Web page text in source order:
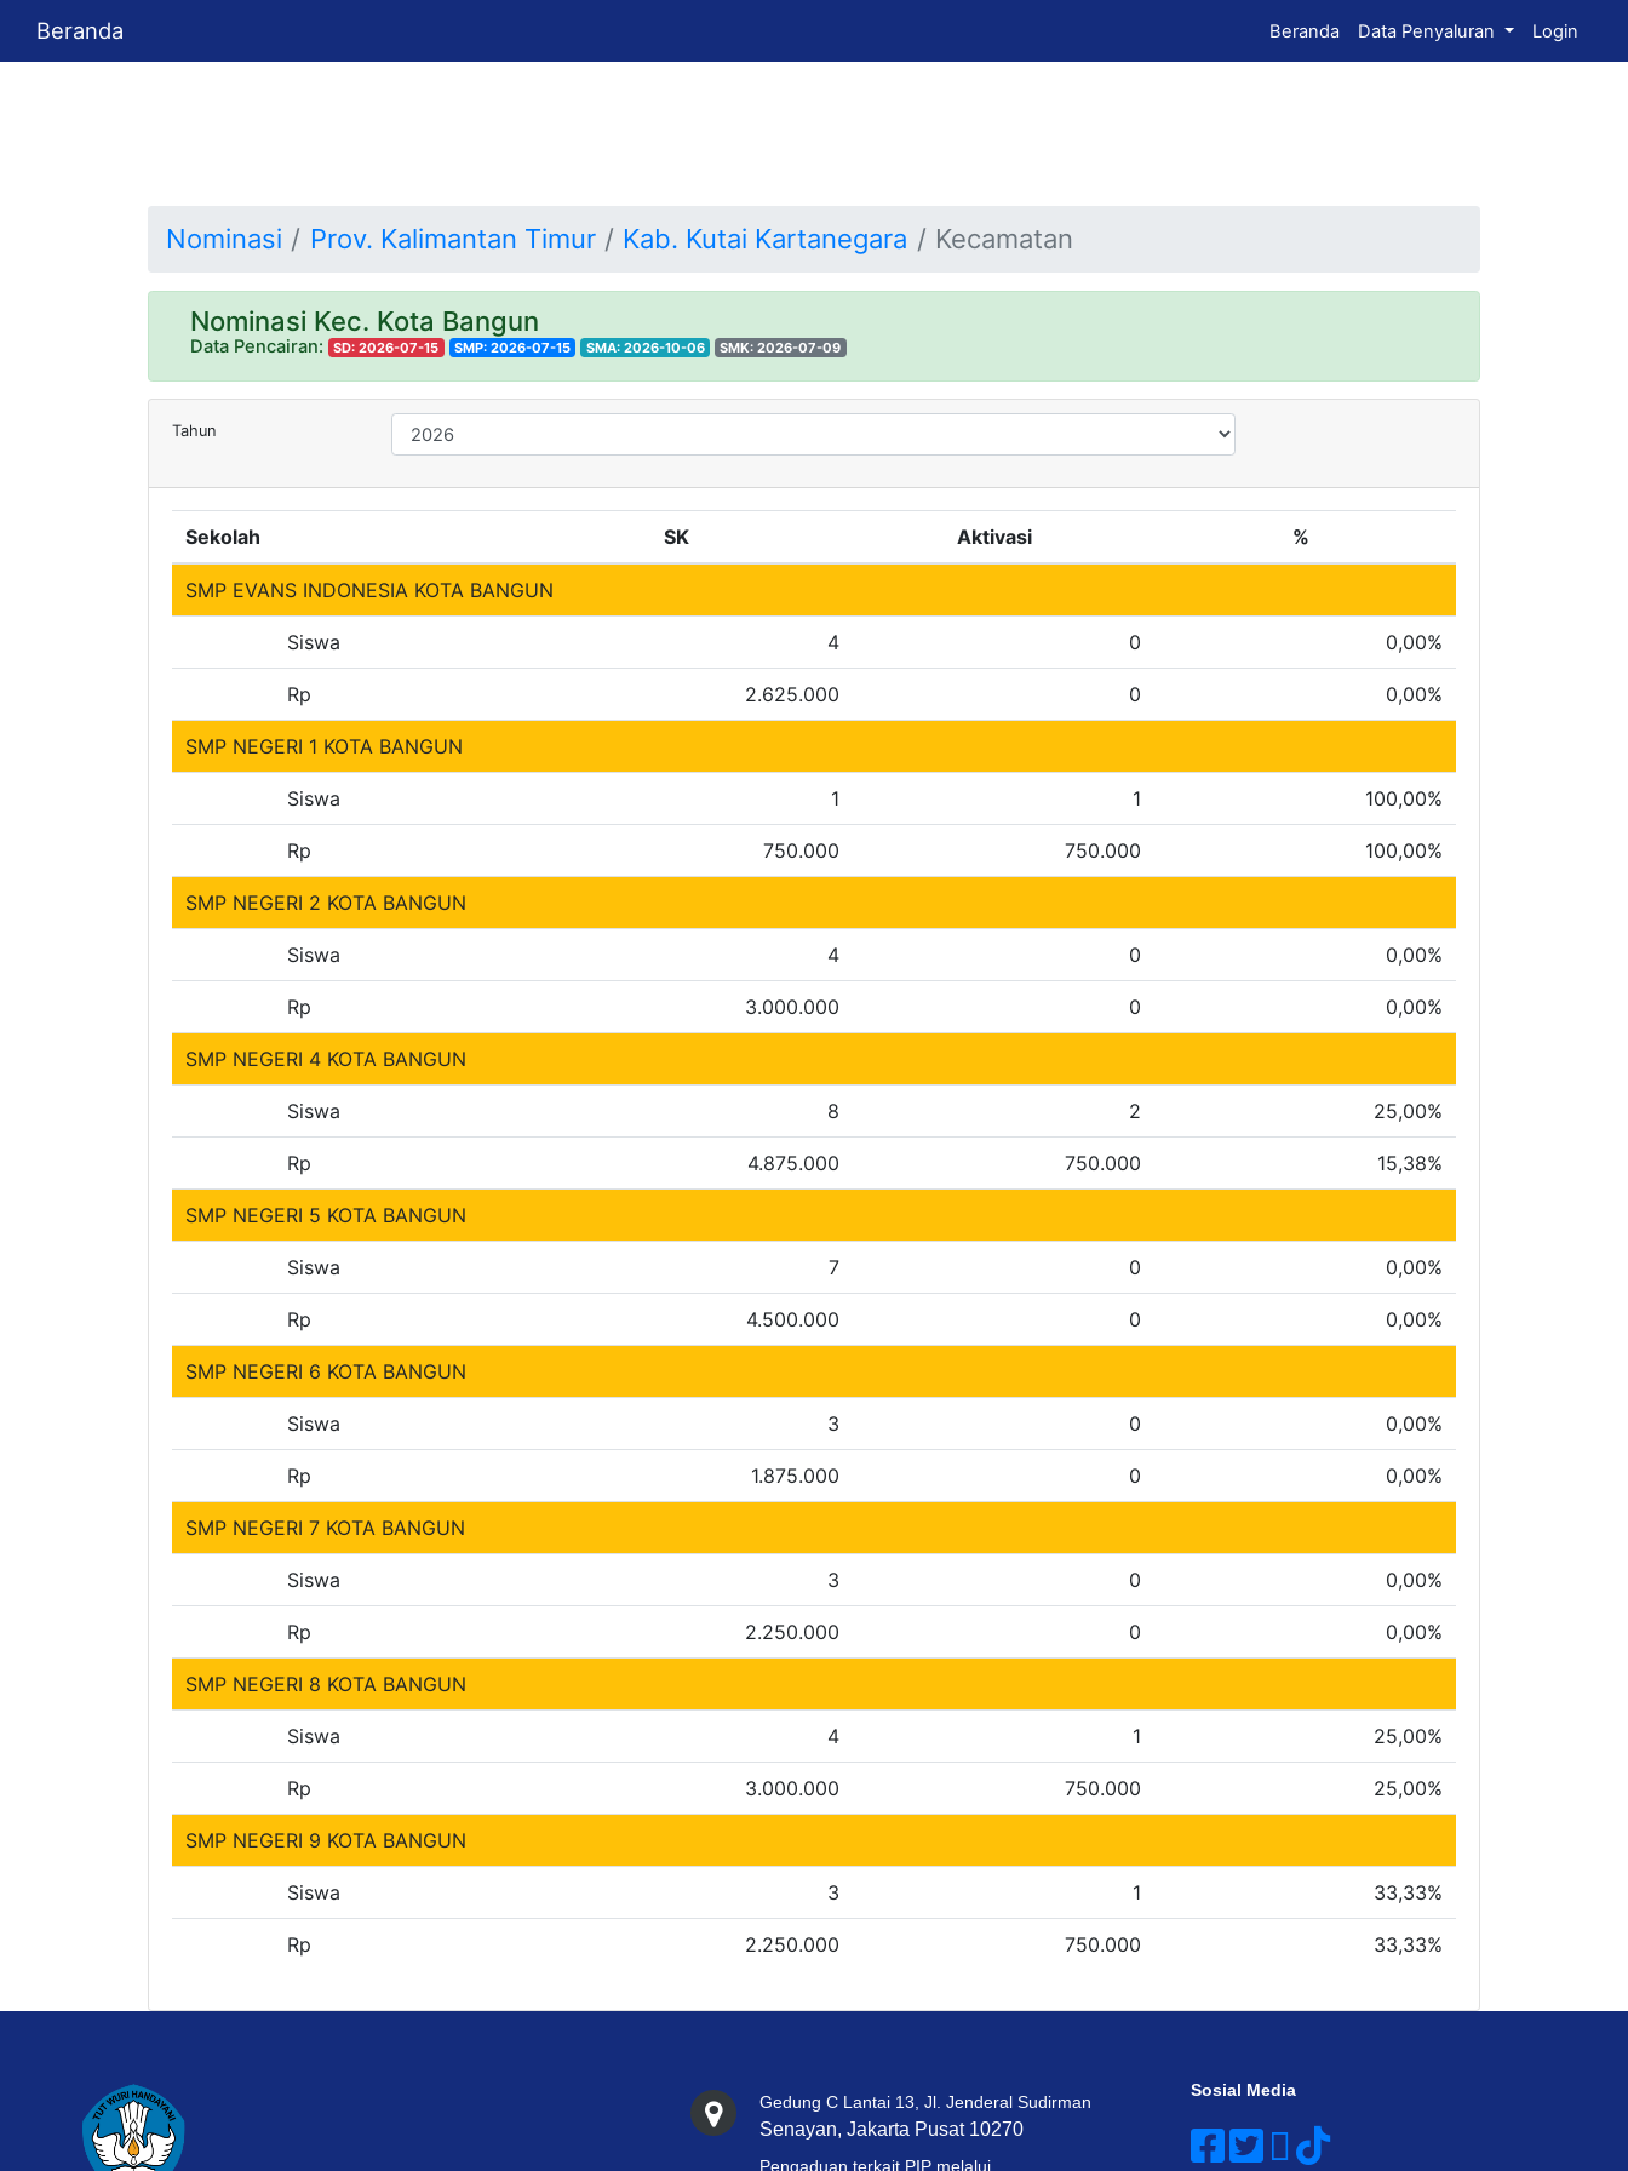
Beranda Beranda Data Penyaluran Login
Nominasi Prov. Kalimantan Timur Kab. Kutai Kartanegara Kecamatan
Nominasi Kec. Kota Bangun
Data Pencairan: SD: 2026-07-15 SMP: 2026-07-15 SMA: 2026-10-06 SMK: 2026-07-09
Tahun
Sekolah SK Aktivasi %
SMP EVANS INDONESIA KOTA BANGUN
Siswa 4 0 0,00%
Rp 2.625.000 0 0,00%
SMP NEGERI 1 KOTA BANGUN
Siswa 1 1 100,00%
Rp 750.000 750.000 100,00%
SMP NEGERI 2 KOTA BANGUN
Siswa 4 0 0,00%
Rp 3.000.000 0 0,00%
SMP NEGERI 4 KOTA BANGUN
Siswa 8 2 25,00%
Rp 4.875.000 750.000 15,38%
SMP NEGERI 5 KOTA BANGUN
Siswa 7 0 0,00%
Rp 4.500.000 0 0,00%
SMP NEGERI 6 KOTA BANGUN
Siswa 3 0 0,00%
Rp 1.875.000 0 0,00%
SMP NEGERI 7 KOTA BANGUN
Siswa 3 0 0,00%
Rp 2.250.000 0 0,00%
SMP NEGERI 8 KOTA BANGUN
Siswa 4 1 25,00%
Rp 3.000.000 750.000 25,00%
SMP NEGERI 9 KOTA BANGUN
Siswa 3 1 33,33%
Rp 2.250.000 750.000 33,33%
Gedung C Lantai 13, Jl. Jenderal Sudirman
Senayan, Jakarta Pusat 10270
Pengaduan terkait PIP melalui
Sosial Media